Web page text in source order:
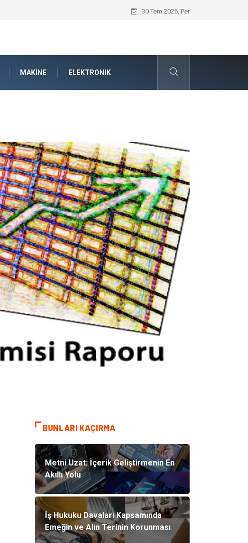
Volkswagen Yedek Parça Seçiminde
30 Tem 2026, Per
MAKINE ELEKTRONIK
BUNLARI KAÇIRMA
Metni Uzat: İçerik Geliştirmenin En
Akıllı Yolu
İş Hukuku Davaları Kapsamında
Emeğin ve Alın Terinin Korunması